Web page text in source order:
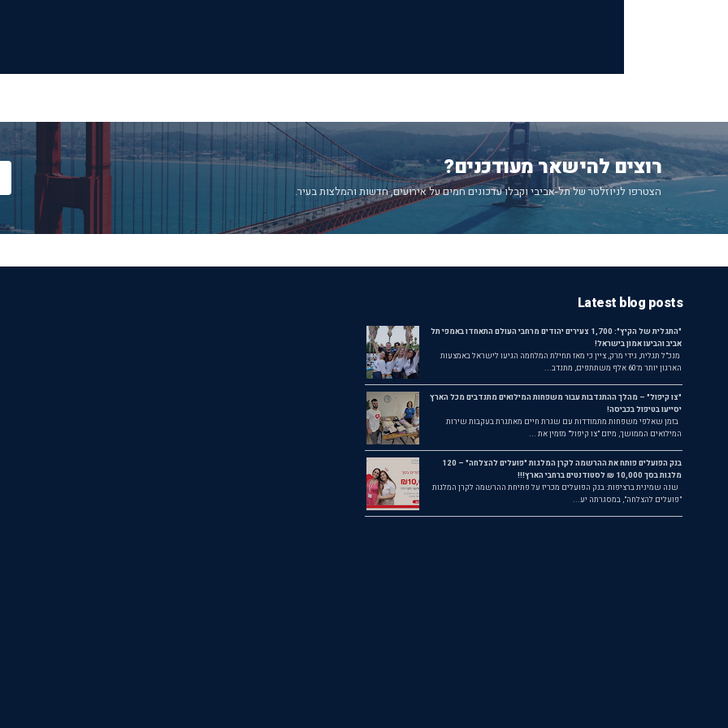
רוצים להישאר מעודכנים?
הצטרפו לניוזלטר של תל-אביבי וקבלו עדכונים חמים על אירועים, חדשות והמלצות בעיר.
Latest blog posts
"התגלית של הקיץ": 1,700 צעירים יהודים מרחבי העולם התאחדו באמפי תל
אביב והביעו אמון בישראל!
מנכ"ל תגלית, גידי מרק, ציין כי מאז תחילת המלחמה הגיעו לישראל באמצעות
הארגון יותר מ־60 אלף משתתפים, מתנדב...
"צו קיפול" – מהלך ההתנדבות עבור משפחות המילואים מתנדבים מכל הארץ
יסייעו בטיפול בכביסה!
בזמן שאלפי משפחות מתמודדות עם שגרת חיים מאתגרת בעקבות שירות
המילואים הממושך, מיזם "צו קיפול" מזמין את ...
בנק הפועלים פותח את ההרשמה לקרן המלגות "פועלים להצלחה" – 120
מלגות בסך 10,000 ₪ לסטודנטים ברחבי הארץ!!!
שנה שמינית ברציפות: בנק הפועלים מכריז על פתיחת ההרשמה לקרן המלגות
"פועלים להצלחה", במסגרתה יע...